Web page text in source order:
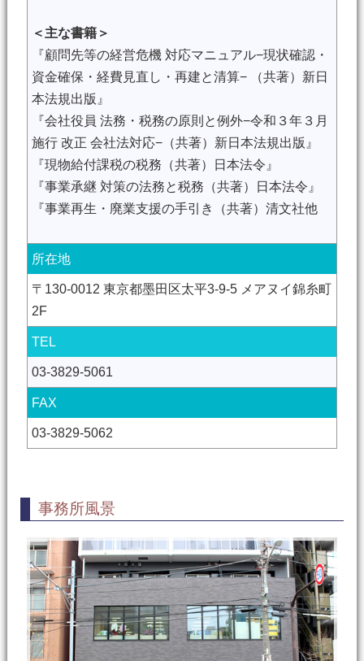
＜主な書籍＞
『顧問先等の経営危機 対応マニュアル−現状確認・
資金確保・経費見直し・再建と清算− （共著）新日
本法規出版』
『会社役員 法務・税務の原則と例外−令和３年３月
施行 改正 会社法対応−（共著）新日本法規出版』
『現物給付課税の税務（共著）日本法令』
『事業承継 対策の法務と税務（共著）日本法令』
『事業再生・廃業支援の手引き（共著）清文社他
所在地
〒130-0012 東京都墨田区太平3-9-5 メアヌイ錦糸町
2F
TEL
03-3829-5061
FAX
03-3829-5062
事務所風景